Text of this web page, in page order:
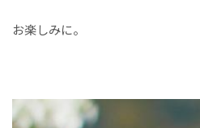
お楽しみに。